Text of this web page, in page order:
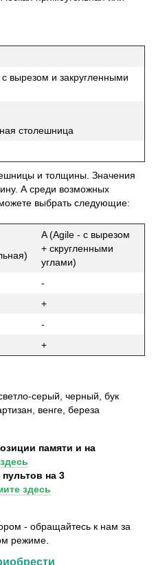
вырезом и закругленными
столешница
и толщины. Значения
А среди возможных
выбрать следующие:
A (Agile - с вырезом
+ скругленными
углами)
-
+
-
+
серый, черный, бук
венге, береза
памяти и на
на 3
здесь
- обращайтесь к нам за
режиме.